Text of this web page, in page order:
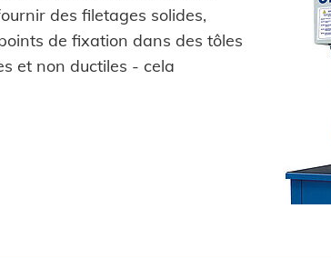
des filetages solides,
de fixation dans des tôles
et non ductiles - cela